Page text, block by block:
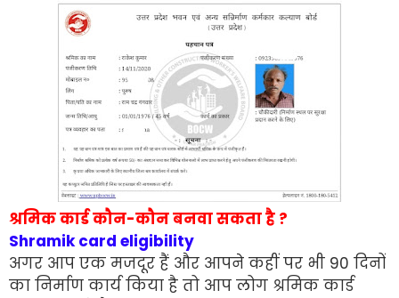
श्रमिक कार्ड कौन-कौन बनवा सकता है ?
Shramik card eligibility
अगर आप एक मजदूर हैं और आपने कहीं पर भी 90 दिनों
का निर्माण कार्य किया है तो आप लोग श्रमिक कार्ड